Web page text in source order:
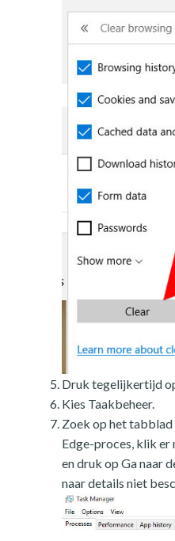
Druk tegelijkertijd
Kies Taakbeheer.
Zoek op het
Edge-proces, klik er
en druk op Ga naar
naar details niet